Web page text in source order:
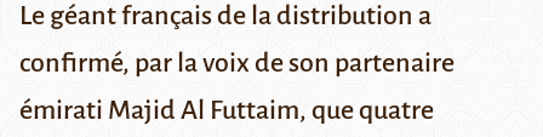
Le géant français de la distribution a
confirmé, par la voix de son partenaire
émirati Majid Al Futtaim, que quatre